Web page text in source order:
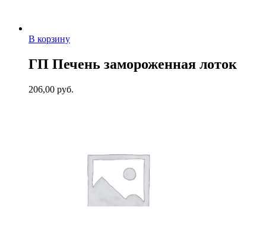
В корзину
ГП Печень замороженная лоток
206,00 руб.